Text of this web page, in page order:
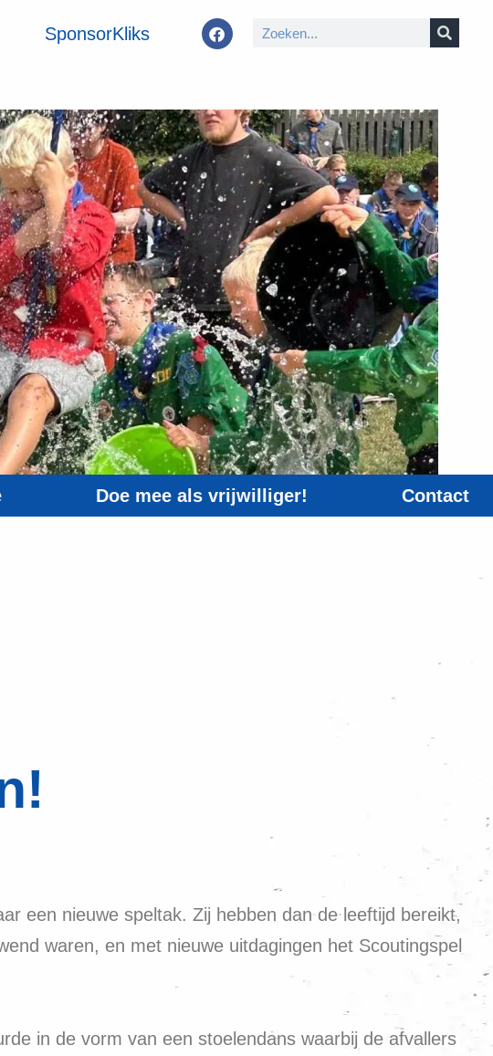
SponsorKliks
Doe mee als vrijwilliger! Contact
een nieuwe speltak. Zij hebben dan de leeftijd bereikt,
waren, en met nieuwe uitdagingen het Scoutingspel
in de vorm van een stoelendans waarbij de afvallers